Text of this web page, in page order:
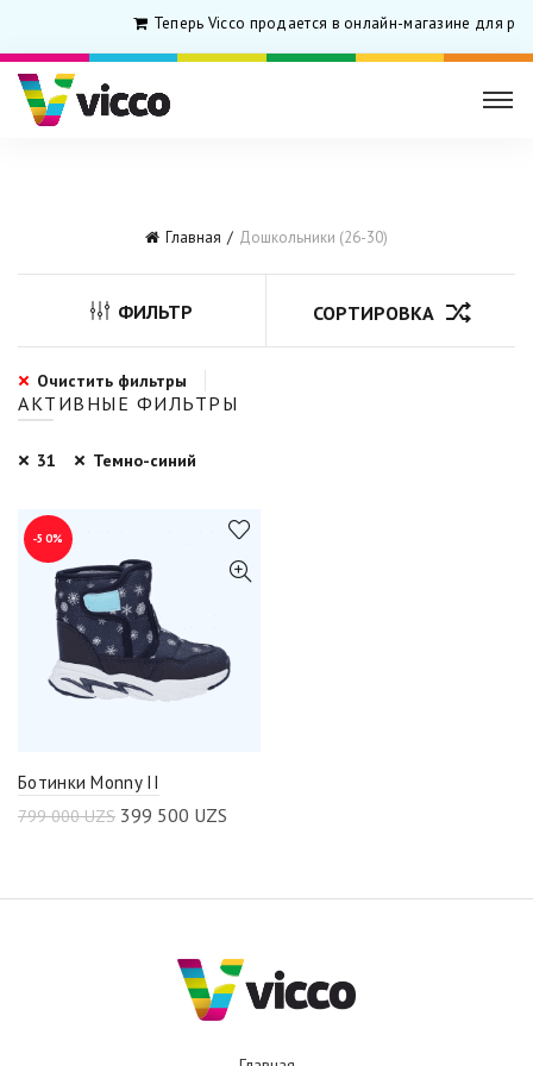
Теперь Vicco продается в онлайн-магазине для
Главная Дошкольники (26-30)
ФИЛЬТР СОРТИРОВКА
Очистить фильтры
АКТИВНЫЕ ФИЛЬТРЫ
31 Темно-синий
-50%
Ботинки Monny II
799 000UZS 399 500 UZS